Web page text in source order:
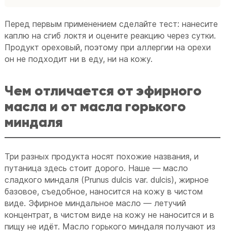
Перед первым применением сделайте тест: нанесите
каплю на сгиб локтя и оцените реакцию через сутки.
Продукт ореховый, поэтому при аллергии на орехи
он не подходит ни в еду, ни на кожу.
Чем отличается от эфирного
масла и от масла горького
миндаля
Три разных продукта носят похожие названия, и
путаница здесь стоит дорого. Наше — масло
сладкого миндаля (Prunus dulcis var. dulcis), жирное
базовое, съедобное, наносится на кожу в чистом
виде. Эфирное миндальное масло — летучий
концентрат, в чистом виде на кожу не наносится и в
пищу не идёт. Масло горького миндаля получают из